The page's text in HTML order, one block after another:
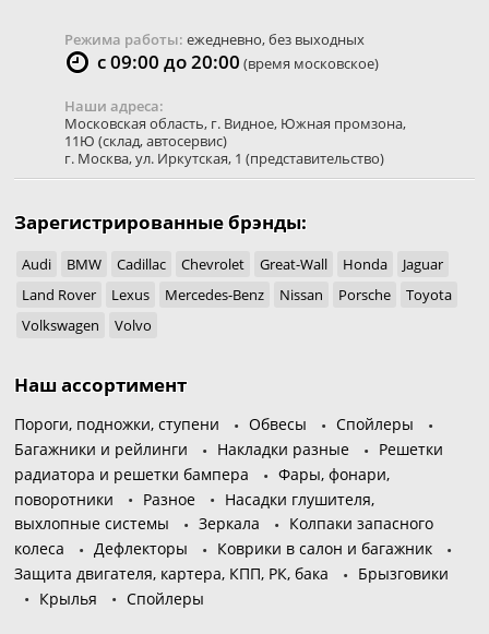
Режима работы: ежедневно, без выходных
с 09:00 до 20:00 (время московское)
Наши адреса:
Московская область, г. Видное, Южная промзона,
11Ю (склад, автосервис)
г. Москва,ул. Иркутская, 1 (представительство)
Зарегистрированные брэнды:
Audi BMW Cadillac Chevrolet Great-Wall Honda
Jaguar
Land Rover
Lexus Mercedes-Benz Nissan Porsche
Toyota
Volkswagen
Volvo
Наш ассортимент
Пороги, подножки, ступени Обвесы
Спойлеры
Багажники и рейлинги
Накладки разные
Решетки
радиатора и решетки бампера
Фары, фонари,
поворотники
Разное
Насадки глушителя,
выхлопные системы
Зеркала
Колпаки запасного
колеса
Дефлекторы
Коврики в салон и багажник
Защита двигателя, картера, КПП, РК, бака
Брызговики
Крылья
Спойлеры